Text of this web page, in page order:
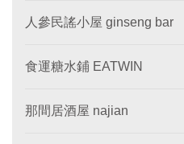
人參民謠小屋 ginseng bar
食運糖水鋪 EATWIN
那間居酒屋 najian